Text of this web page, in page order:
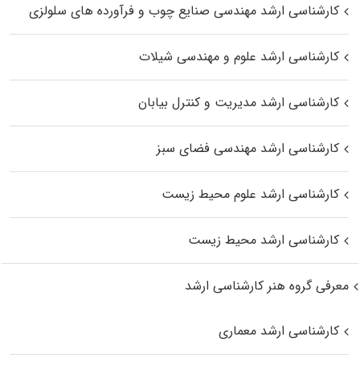
کارشناسی ارشد مهندسی صنایع چوب و فرآورده‌ های سلولزی
کارشناسی ارشد علوم و مهندسی شیلات
کارشناسی ارشد مدیریت و کنترل بیابان
کارشناسی ارشد مهندسی فضای سبز
کارشناسی ارشد علوم محیط‌ زیست
کارشناسی ارشد محیط زیست
معرفی گروه هنر کارشناسی ارشد
کارشناسی ارشد معماری